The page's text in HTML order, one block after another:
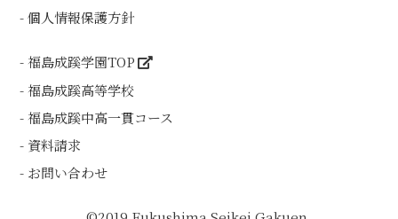
個人情報保護方針
福島成蹊学園TOP
福島成蹊高等学校
福島成蹊中高一貫コース
資料請求
お問い合わせ